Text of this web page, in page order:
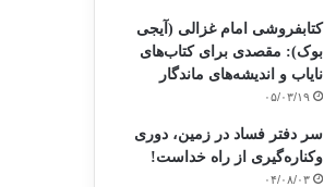
کتابفروشی امام غزالی (آیجی
بوک): مقصدی برای کتاب‌های
نایاب و اندیشه‌های ماندگار
۰۵/۰۳/۱۹
سر دفتر فساد در زمین‌، دوری
وکناره‌گیری از راه خداست‌!
۰۴/۰۸/۰۳